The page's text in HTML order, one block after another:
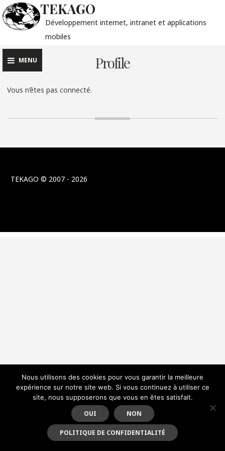
Skip
to
TEKAGO
Développement internet, intranet et applications
mobiles
MENU Profile
Vous n’êtes pas connecté.
TEKAGO © 2007 - 2026
Nous utilisons des cookies pour vous garantir la meilleure
expérience sur notre site web. Si vous continuez à utiliser ce
site, nous supposerons que vous en êtes satisfait.
OUI NON
POLITIQUE DE CONFIDENTIALITÉ